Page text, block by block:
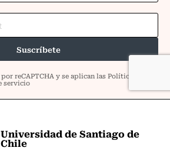
Universidad de Santiago de
Chile